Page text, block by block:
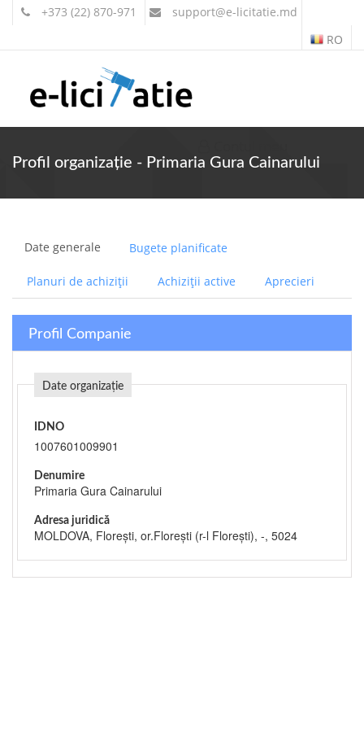
+373 (22) 870-971 support@e-licitatie.md
RO
Profil organizație - Primaria Gura Cainarului
Date generale Bugete planificate
Planuri de achiziții Achiziții active Aprecieri
Profil Companie
Date organizație
IDNO
1007601009901
Denumire
Primaria Gura Cainarului
Adresa juridică
MOLDOVA, Floreşti, or.Floreşti (r-l Floreşti), -, 5024